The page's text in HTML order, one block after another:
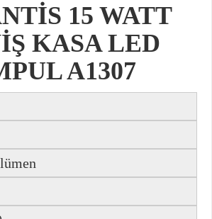
15 WATT
KASA LED
A1307